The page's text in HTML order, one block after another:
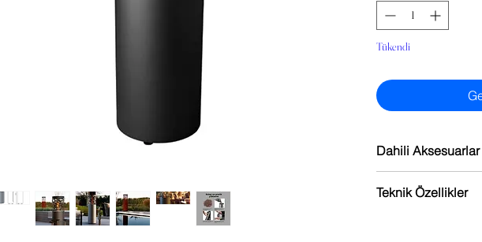
Tükendi
Dahili Aksesuarlar
1 adet Pellet
Teknik Özellikler